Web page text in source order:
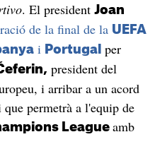
. El president Joan
de la final de la UEFA
i Portugal per
president del
i arribar a un acord
permetrà a l'equip de
League amb